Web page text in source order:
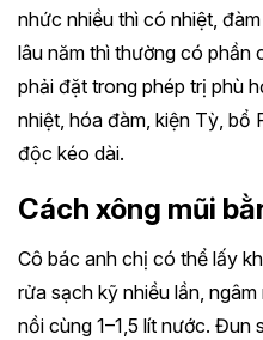
nhức nhiều thì có nhiệt,
lâu năm thì thường có phần
phải đặt trong phép trị phù
nhiệt, hóa đàm, kiện Tỳ, bổ
độc kéo dài.
Cách xông mũi
Cô bác anh chị có thể lấy
rửa sạch kỹ nhiều lần,
nồi cùng 1–1,5 lít nước. Đun